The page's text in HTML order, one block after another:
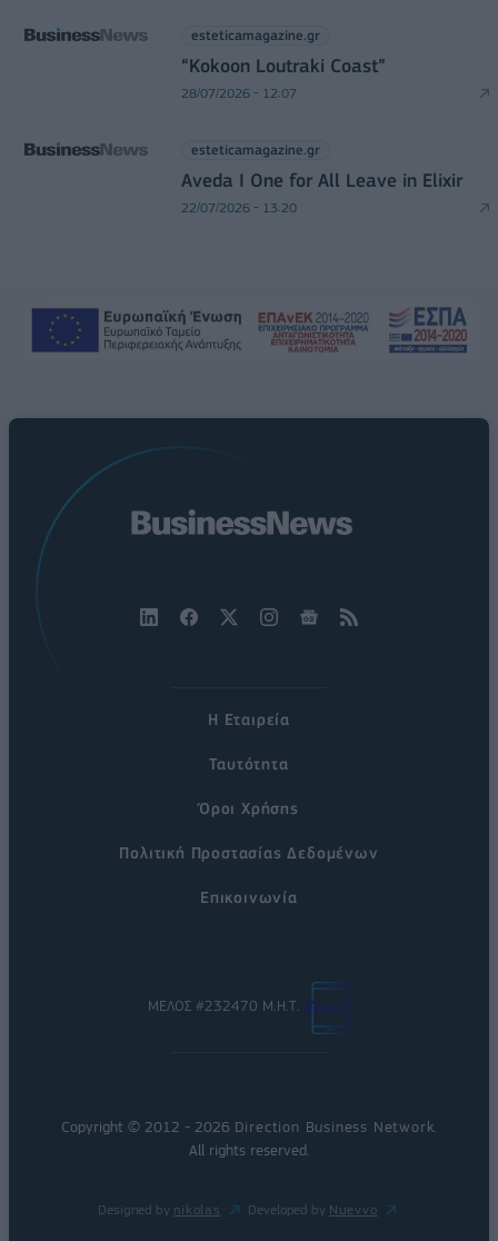
esteticamagazine.gr
“Kokoon Loutraki Coast”
28/07/2026 - 12:07
esteticamagazine.gr
Aveda I One for All Leave in Elixir
22/07/2026 - 13:20
Η Εταιρεία
Ταυτότητα
Όροι Χρήσης
Πολιτική Προστασίας Δεδομένων
Επικοινωνία
ΜΕΛΟΣ #232470 Μ.Η.Τ.
Copyright © 2012 - 2026 Direction Business Network
All rights reserved.
Designed by nikolas Developed by Nuevvo